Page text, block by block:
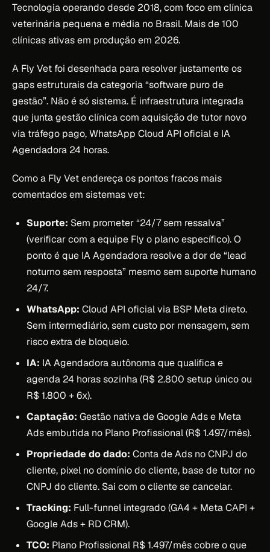
Tecnologia operando desde 2018, com foco em clínica
veterinária pequena e média no Brasil. Mais de 100
clínicas ativas em produção em 2026.
A Fly Vet foi desenhada para resolver justamente os
gaps estruturais da categoria “software puro de
gestão”. Não é só sistema. É infraestrutura integrada
que junta gestão clínica com aquisição de tutor novo
via tráfego pago, WhatsApp Cloud API oficial e IA
Agendadora 24 horas.
Como a Fly Vet endereça os pontos fracos mais
comentados em sistemas vet:
Suporte: Sem prometer “24/7 sem ressalva”
(verificar com a equipe Fly o plano específico). O
ponto é que IA Agendadora resolve a dor de “lead
noturno sem resposta” mesmo sem suporte humano
24/7.
WhatsApp: Cloud API oficial via BSP Meta direto.
Sem intermediário, sem custo por mensagem, sem
risco extra de bloqueio.
IA: IA Agendadora autônoma que qualifica e
agenda 24 horas sozinha (R$ 2.800 setup único ou
R$ 1.800 + 6x).
Captação: Gestão nativa de Google Ads e Meta
Ads embutida no Plano Profissional (R$ 1.497/mês).
Propriedade do dado: Conta de Ads no CNPJ do
cliente, pixel no domínio do cliente, base de tutor no
CNPJ do cliente. Sai com o cliente se cancelar.
Tracking: Full-funnel integrado (GA4 + Meta CAPI +
Google Ads + RD CRM).
TCO: Plano Profissional R$ 1.497/mês cobre o que